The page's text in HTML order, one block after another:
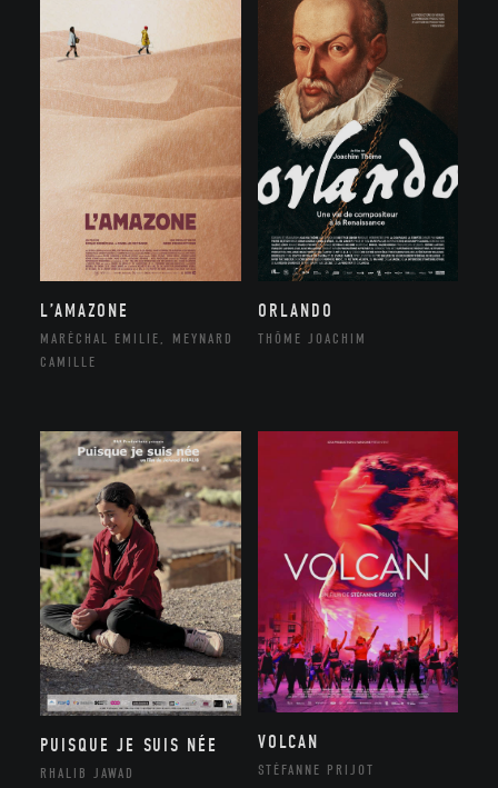
L’AMAZONE
MARÉCHAL EMILIE, MEYNARD
CAMILLE
ORLANDO
THÔME JOACHIM
PUISQUE JE SUIS NÉE
RHALIB JAWAD
VOLCAN
STÉFANNE PRIJOT